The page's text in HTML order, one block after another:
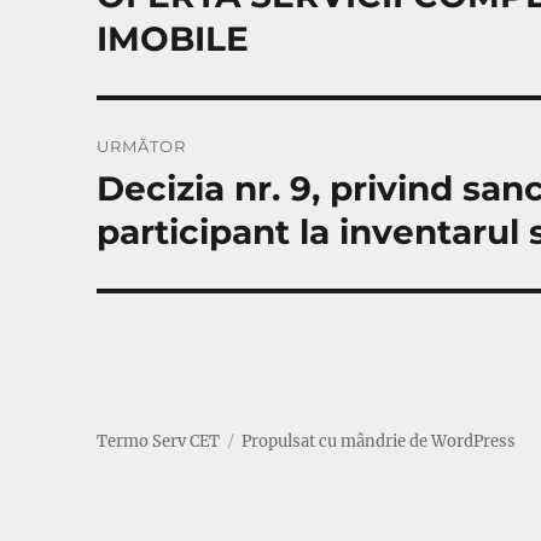
articole
anterior:
IMOBILE
URMĂTOR
Articolul
următor:
Decizia nr. 9, privind
participant la inventarul
Termo Serv CET Propulsat cu mândrie de WordPress